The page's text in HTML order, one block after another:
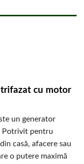
trifazat cu motor
un generator
Potrivit pentru
casă, afacere sau
o putere maximă